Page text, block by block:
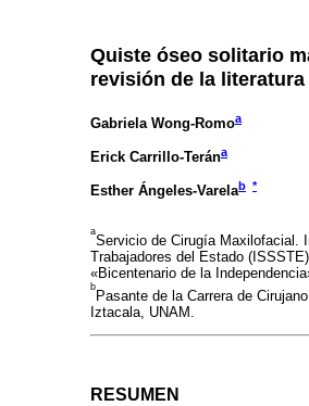
Quiste óseo solitario
revisión de la literatura
Gabriela Wong-Romoa
Erick Carrillo-Terána
Esther Ángeles-Varelab *
a
Servicio de Cirugía Maxilofacial.
Trabajadores del Estado
«Bicentenario de la
b
Pasante de la Carrera de
Iztacala, UNAM.
RESUMEN